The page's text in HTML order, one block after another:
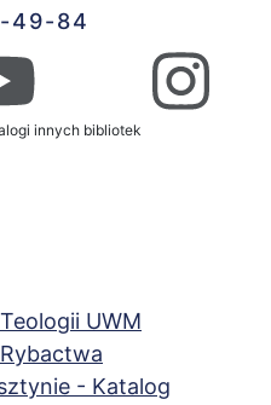
49-84
innych bibliotek
UWM
- Katalog